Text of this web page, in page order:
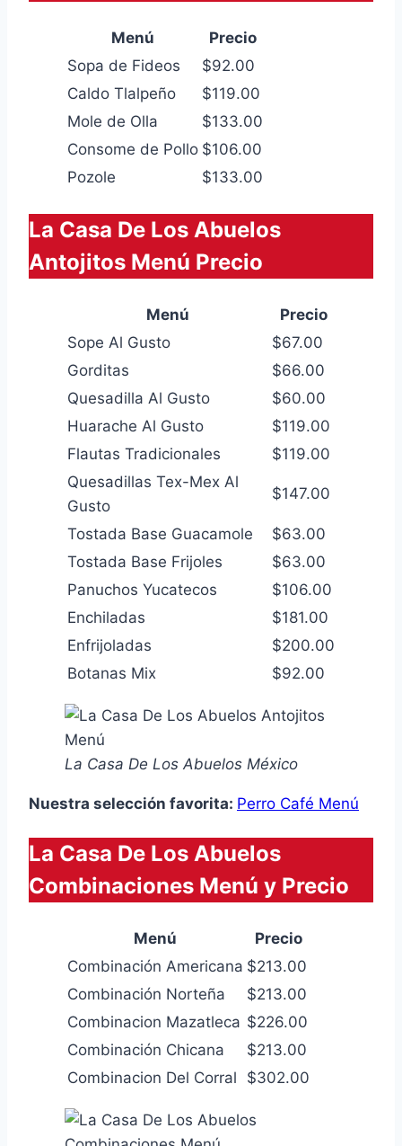
Menú
Precio
Sopa de Fideos
$92.00
Caldo Tlalpeño
$119.00
Mole de Olla
$133.00
Consome de Pollo $106.00
Pozole
$133.00
La Casa De Los Abuelos
Antojitos Menú Precio
Menú
Precio
Sope Al Gusto
$67.00
Gorditas
$66.00
Quesadilla Al Gusto
$60.00
Huarache Al Gusto
$119.00
Flautas Tradicionales
$119.00
Quesadillas Tex-Mex Al
Gusto
$147.00
Tostada Base Guacamole
$63.00
Tostada Base Frijoles
$63.00
Panuchos Yucatecos
$106.00
Enchiladas
$181.00
Enfrijoladas
$200.00
Botanas Mix
$92.00
La Casa De Los Abuelos México
Nuestra selección favorita: Perro Café Menú
La Casa De Los Abuelos
Combinaciones Menú y Precio
Menú
Precio
Combinación Americana $213.00
Combinación Norteña
$213.00
Combinacion Mazatleca $226.00
Combinación Chicana
$213.00
Combinacion Del Corral
$302.00